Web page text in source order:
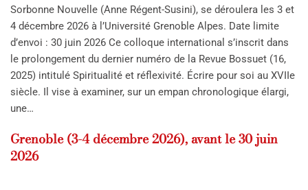
Sorbonne Nouvelle (Anne Régent-Susini), se déroulera les 3 et
4 décembre 2026 à l’Université Grenoble Alpes. Date limite
d’envoi : 30 juin 2026 Ce colloque international s’inscrit dans
le prolongement du dernier numéro de la Revue Bossuet (16,
2025) intitulé Spiritualité et réflexivité. Écrire pour soi au XVIIe
siècle. Il vise à examiner, sur un empan chronologique élargi,
une…
Grenoble (3-4 décembre 2026), avant le 30 juin
2026